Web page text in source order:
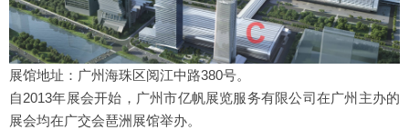
展馆地址：广州海珠区阅江中路380号。
自2013年展会开始，广州市亿帆展览服务有限公司在广州主办的
展会均在广交会琶洲展馆举办。